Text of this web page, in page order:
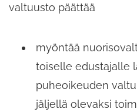
valtuusto päättää
myöntää
toiselle edustajalle
puheoikeuden
jäljellä olevaksi